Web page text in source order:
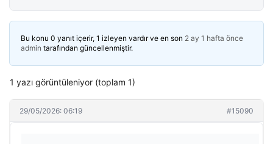
Bu konu 0 yanıt içerir, 1 izleyen vardır ve en son 2 ay 1 hafta önce
admin tarafından güncellenmiştir.
1 yazı görüntüleniyor (toplam 1)
29/05/2026: 06:19 #15090